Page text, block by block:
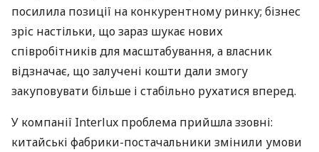
посилила позиції на конкурентному ринку; бізнес
зріс настільки, що зараз шукає нових
співробітників для масштабування, а власник
відзначає, що залучені кошти дали змогу
закуповувати більше і стабільно рухатися вперед.
У компанії Interlux проблема прийшла ззовні:
китайські фабрики-постачальники змінили умови